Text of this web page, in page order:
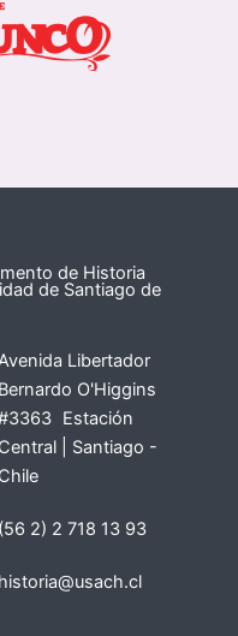
de Historia
de Santiago de
Avenida Libertador
Bernardo O'Higgins
Estación
Central | Santiago -
Chile
(56 2) 2 718 13 93
historia@usach.cl